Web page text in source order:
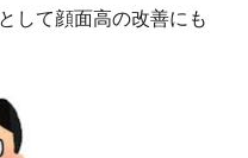
して顔面高の改善にも